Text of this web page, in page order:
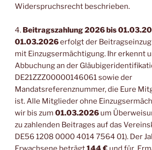
Widerspruchsrecht beschrieben.
4. Beitragszahlung 2026 bis
01.03.2026erfolgt der
mit Einzugsermächtigung. Ihr erkennt
Abbuchung an der
DE21ZZZ00000146061 sowie der
Mandatsreferenznummer, die Eure
ist. Alle Mitglieder ohne
wir bis zum 01.03.2026 um
zu zahlenden Beitrages auf das
DE56 1208 0000 4014 7564 01). Der